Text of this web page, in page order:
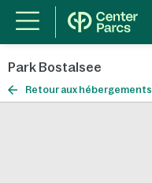
Park Bostalsee
Retour aux hébergements